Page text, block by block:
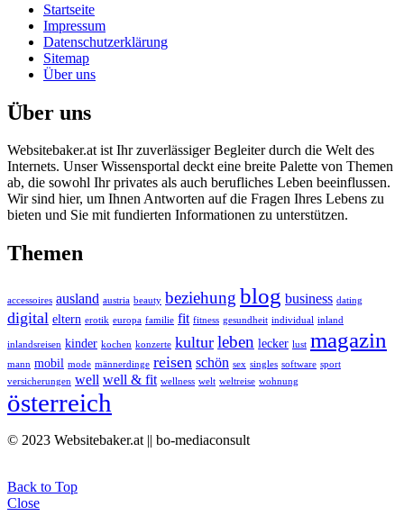
Startseite
Impressum
Datenschutzerklärung
Sitemap
Über uns
Über uns
Websitebaker.at ist Ihr zuverlässiger Begleiter durch die Welt des
Internets. Unser Wissensportal deckt eine breite Palette von Themen
ab, die sowohl Ihr privates als auch berufliches Leben beeinflussen.
Wir sind hier, um Ihnen Antworten auf die Fragen Ihres Lebens zu
bieten und Sie mit fundierten Informationen zu unterstützen.
Themen
accessoires ausland austria beauty beziehung blog business dating
digital eltern erotik europa familie fit fitness gesundheit individual inland
inlandsreisen kinder kochen konzerte kultur leben lecker lust magazin
mann mobil mode männerdinge reisen schön sex singles software sport
versicherungen well well & fit wellness welt weltreise wohnung
österreich
© 2023 Websitebaker.at || bo-mediaconsult
Back to Top
Close